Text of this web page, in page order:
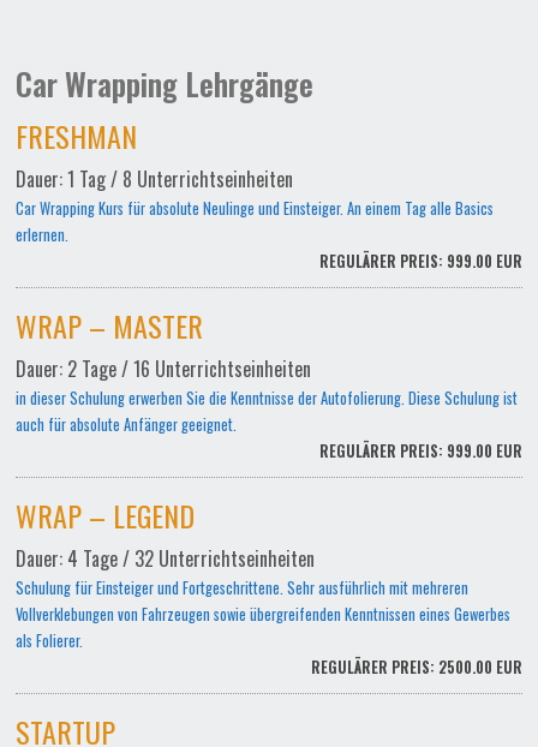
Car Wrapping Lehrgänge
FRESHMAN
Dauer: 1 Tag / 8 Unterrichtseinheiten
Car Wrapping Kurs für absolute Neulinge und Einsteiger. An einem Tag alle Basics
erlernen.
REGULÄRER PREIS: 999.00 EUR
WRAP – MASTER
Dauer: 2 Tage / 16 Unterrichtseinheiten
in dieser Schulung erwerben Sie die Kenntnisse der Autofolierung. Diese Schulung ist
auch für absolute Anfänger geeignet.
REGULÄRER PREIS: 999.00 EUR
WRAP – LEGEND
Dauer: 4 Tage / 32 Unterrichtseinheiten
Schulung für Einsteiger und Fortgeschrittene. Sehr ausführlich mit mehreren
Vollverklebungen von Fahrzeugen sowie übergreifenden Kenntnissen eines Gewerbes
als Folierer.
REGULÄRER PREIS: 2500.00 EUR
STARTUP